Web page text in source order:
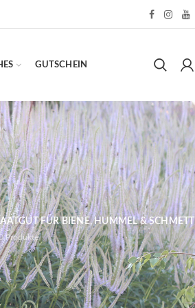
GUTSCHEIN
FÜR BIENE, HUMMEL &
Produkte